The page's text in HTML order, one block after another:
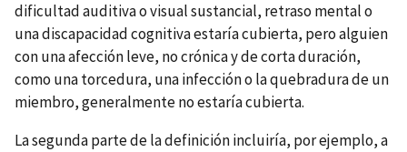
dificultad auditiva o visual sustancial, retraso mental o
una discapacidad cognitiva estaría cubierta, pero alguien
con una afección leve, no crónica y de corta duración,
como una torcedura, una infección o la quebradura de un
miembro, generalmente no estaría cubierta.
La segunda parte de la definición incluiría, por ejemplo, a